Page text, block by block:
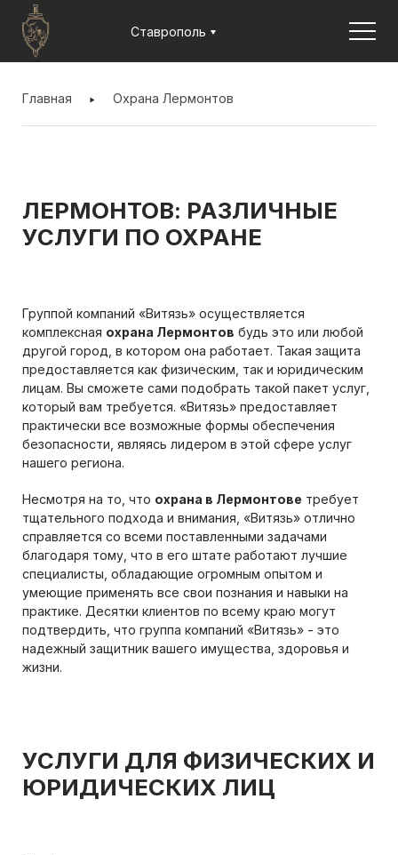
Ставрополь
ЗДЕСЬ
Главная Охрана Лермонтов
ЛЕРМОНТОВ: РАЗЛИЧНЫЕ
УСЛУГИ ПО ОХРАНЕ
Группой компаний «Витязь» осуществляется
комплексная охрана Лермонтов будь это или любой
другой город, в котором она работает. Такая защита
предоставляется как физическим, так и юридическим
лицам. Вы сможете сами подобрать такой пакет услуг,
который вам требуется. «Витязь» предоставляет
практически все возможные формы обеспечения
безопасности, являясь лидером в этой сфере услуг
нашего региона.
Несмотря на то, что охрана в Лермонтове требует
тщательного подхода и внимания, «Витязь» отлично
справляется со всеми поставленными задачами
благодаря тому, что в его штате работают лучшие
специалисты, обладающие огромным опытом и
умеющие применять все свои познания и навыки на
практике. Десятки клиентов по всему краю могут
подтвердить, что группа компаний «Витязь» - это
надежный защитник вашего имущества, здоровья и
жизни.
УСЛУГИ ДЛЯ ФИЗИЧЕСКИХ И
ЮРИДИЧЕСКИХ ЛИЦ